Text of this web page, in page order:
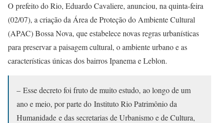
O prefeito do Rio, Eduardo Cavaliere, anunciou, na quinta-feira
(02/07), a criação da Área de Proteção do Ambiente Cultural
(APAC) Bossa Nova, que estabelece novas regras urbanísticas
para preservar a paisagem cultural, o ambiente urbano e as
características únicas dos bairros Ipanema e Leblon.
– Esse decreto foi fruto de muito estudo, ao longo de um
ano e meio, por parte do Instituto Rio Patrimônio da
Humanidade e das secretarias de Urbanismo e de Cultura,